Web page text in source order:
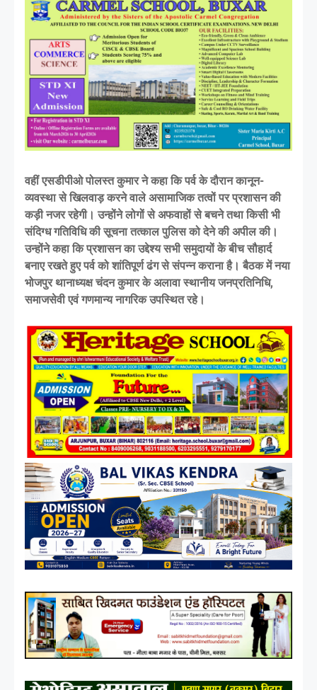
वहीं एसडीपीओ पोलस्त कुमार ने कहा कि पर्व के दौरान कानून-
व्यवस्था से खिलवाड़ करने वाले असामाजिक तत्वों पर प्रशासन की
कड़ी नजर रहेगी। उन्होंने लोगों से अफवाहों से बचने तथा किसी भी
संदिग्ध गतिविधि की सूचना तत्काल पुलिस को देने की अपील की।
उन्होंने कहा कि प्रशासन का उद्देश्य सभी समुदायों के बीच सौहार्द
बनाए रखते हुए पर्व को शांतिपूर्ण ढंग से संपन्न कराना है। बैठक में नया
भोजपुर थानाध्यक्ष चंदन कुमार के अलावा स्थानीय जनप्रतिनिधि,
समाजसेवी एवं गणमान्य नागरिक उपस्थित रहे।